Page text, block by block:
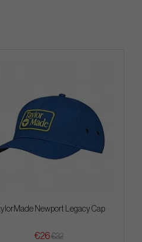
Newport Legacy Cap
€26€32